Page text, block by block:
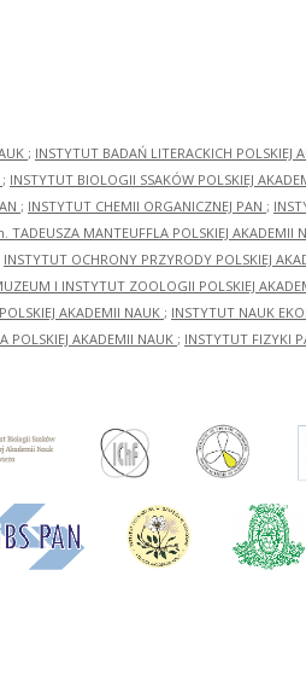
; INSTYTUT BADAŃ LITERACKICH POLSKIEJ
; INSTYTUT BIOLOGII SSAKÓW POLSKIEJ
; INSTYTUT CHEMII ORGANICZNEJ PAN ;
TADEUSZA MANTEUFFLA POLSKIEJ AKADEMII
INSTYTUT OCHRONY PRZYRODY POLSKIEJ
I INSTYTUT ZOOLOGII POLSKIEJ
AKADEMII NAUK ; INSTYTUT NAUK
POLSKIEJ AKADEMII NAUK ; INSTYTUT FIZYKI